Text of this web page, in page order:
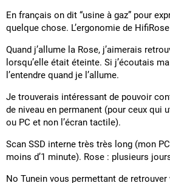
En français on dit “usine à gaz” pour
quelque chose. L’ergonomie de
Quand j’allume la Rose, j’aimerais
lorsqu’elle était éteinte. Si j’écoutais
l’entendre quand je l’allume.
Je trouverais intéressant de pouvoir
de niveau en permanent (pour ceux qui
ou PC et non l’écran tactile).
Scan SSD interne très très long (mon
moins d’1 minute). Rose : plusieurs
No Tunein vous permettant de